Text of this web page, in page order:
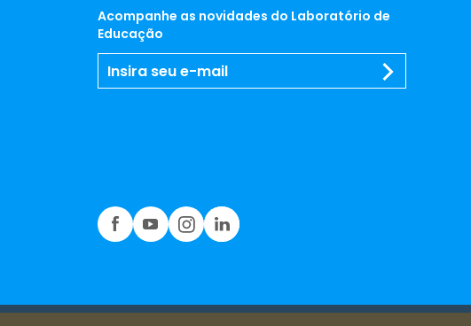
Acompanhe as novidades do Laboratório de
Educação